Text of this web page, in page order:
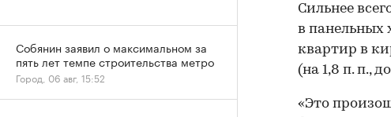
Сильнее
в панельных
квартир в
(на 1,8 п. п.,
«Это
Собянин заявил о максимальном за
пять лет темпе строительства метро
Город, 06 авг, 15:52